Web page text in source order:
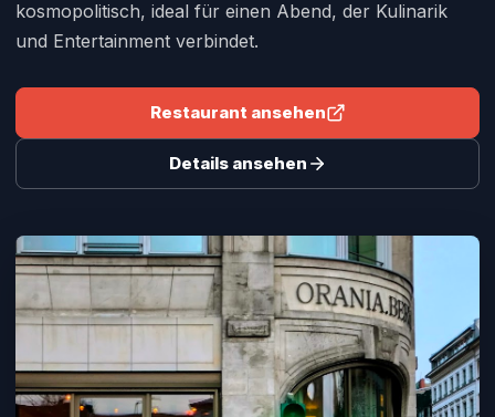
kosmopolitisch, ideal für einen Abend, der Kulinarik
und Entertainment verbindet.
Restaurant ansehen
Details ansehen